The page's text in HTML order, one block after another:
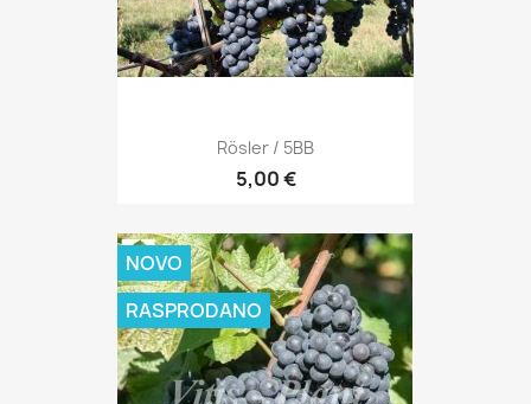
Rösler / 5BB
5,00 €
NOVO
RASPRODANO